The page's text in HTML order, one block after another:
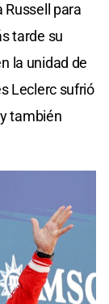
Russell para
tarde su
la unidad de
Leclerc sufrió
también